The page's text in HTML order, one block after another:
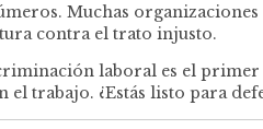
Muchas
contra el trato injusto.
laboral es el primer
el trabajo. ¿Estás listo para